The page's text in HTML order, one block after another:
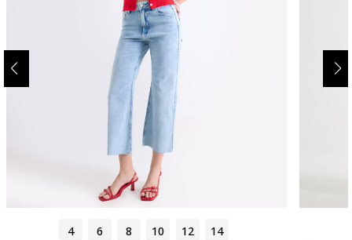
4 6 8 10 12 14